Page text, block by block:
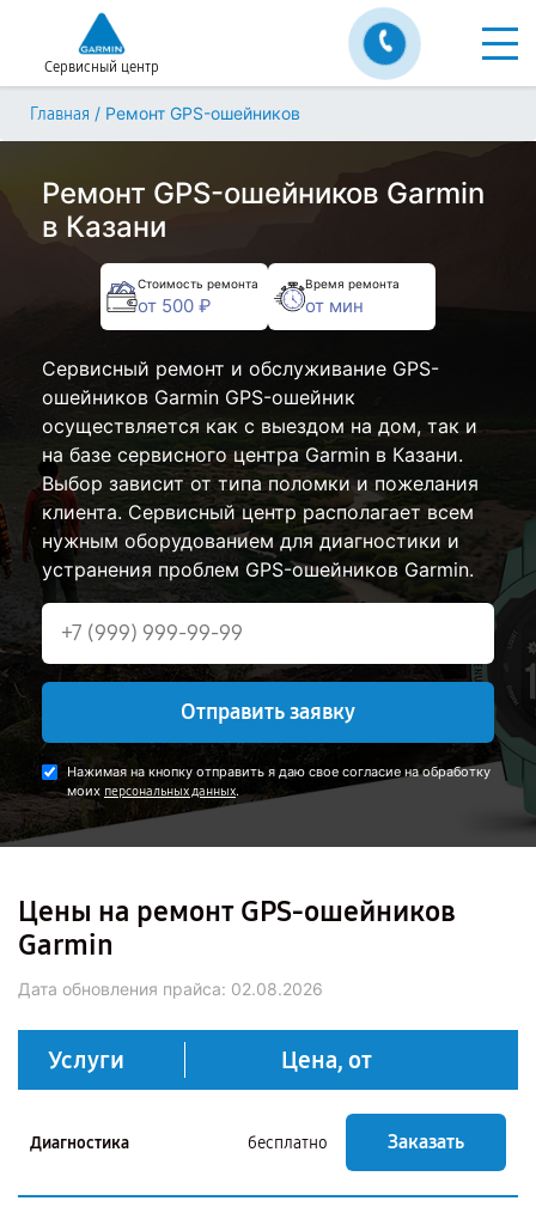
Сервисный центр
Главная / Ремонт GPS-ошейников
Ремонт GPS-ошейников Garmin
в Казани
Стоимость ремонта
от 500 ₽
Время ремонта
от мин
Сервисный ремонт и обслуживание GPS-
ошейников Garmin GPS-ошейник
осуществляется как с выездом на дом, так и
на базе сервисного центра Garmin в Казани.
Выбор зависит от типа поломки и пожелания
клиента. Сервисный центр располагает всем
нужным оборудованием для диагностики и
устранения проблем GPS-ошейников Garmin.
Отправить заявку
Нажимая на кнопку отправить я даю свое согласие на обработку
моих персональных данных.
Цены на ремонт GPS-ошейников
Garmin
Дата обновления прайса: 02.08.2026
Услуги Цена, от
Диагностика бесплатно Заказать